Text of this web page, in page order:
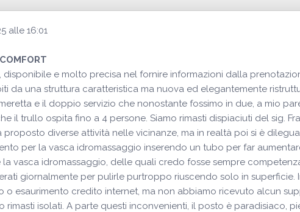
alle 16:01
disponibile e molto precisa nel fornire informazioni dalla
da una struttura caratteristica ma nuova ed elegantemente
e il doppio servizio che nonostante fossimo in due, a mio
il trullo ospita fino a 4 persone. Siamo rimasti dispiaciuti del sig.
diverse attività nelle vicinanze, ma in realtà poi si è
per la vasca idromassaggio inserendo un tubo per far
vasca idromassaggio, delle quali credo fosse sempre
giornalmente per pulirle purtroppo riuscendo solo in superficie.
o esaurimento credito internet, ma non abbiamo ricevuto alcun
rimasti isolati. A parte questi inconvenienti, il posto è paradisiaco,